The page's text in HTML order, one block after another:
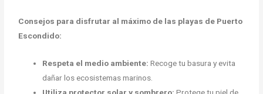
Consejos para disfrutar al máximo de las playas de Puerto
Escondido:
Respeta el medio ambiente: Recoge tu basura y evita
dañar los ecosistemas marinos.